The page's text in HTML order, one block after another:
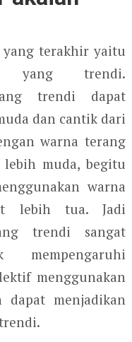
terakhir yaitu
yang trendi.
trendi dapat
dan cantik dari
warna terang
muda, begitu
warna
lebih tua. Jadi
trendi sangat
menggunakan
dapat menjadikan